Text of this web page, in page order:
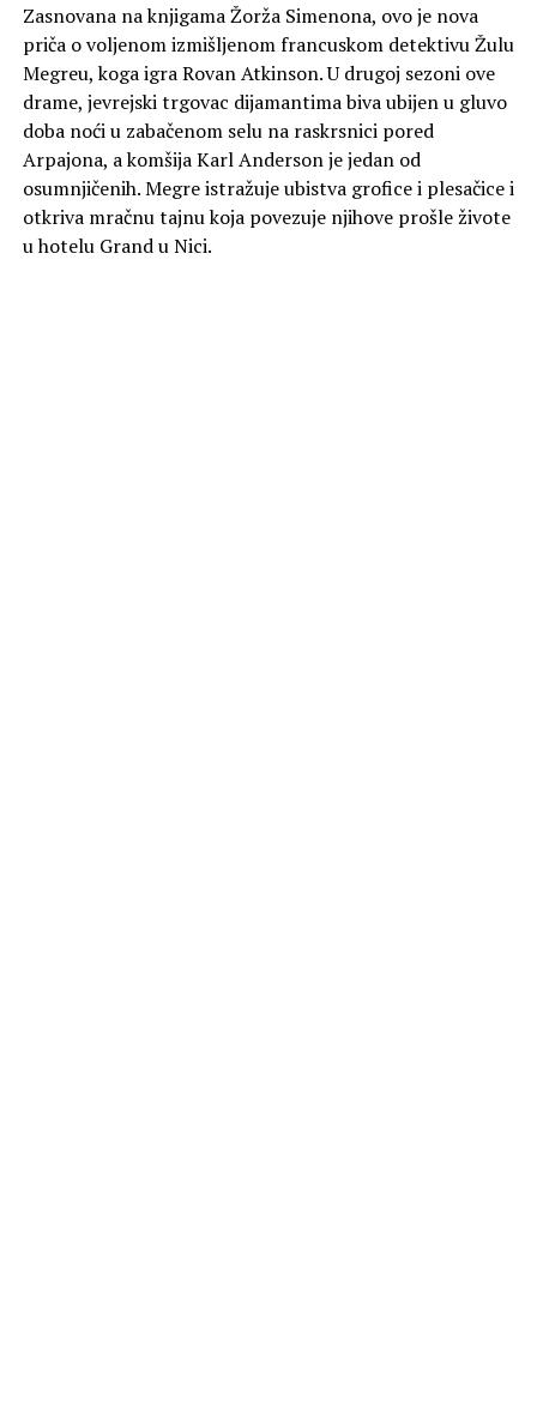
Zasnovana na knjigama Žorža Simenona, ovo je nova
priča o voljenom izmišljenom francuskom detektivu Žulu
Megreu, koga igra Rovan Atkinson. U drugoj sezoni ove
drame, jevrejski trgovac dijamantima biva ubijen u gluvo
doba noći u zabačenom selu na raskrsnici pored
Arpajona, a komšija Karl Anderson je jedan od
osumnjičenih. Megre istražuje ubistva grofice i plesačice i
otkriva mračnu tajnu koja povezuje njihove prošle živote
u hotelu Grand u Nici.